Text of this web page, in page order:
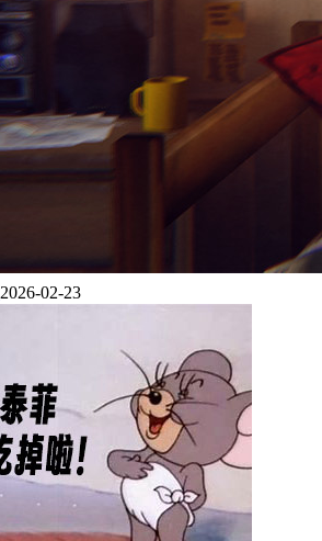
2026-02-23